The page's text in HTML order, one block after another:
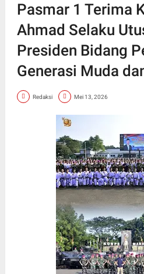
Pasmar 1 Terima
Ahmad Selaku
Presiden Bidang
Generasi Muda
Redaksi Mei 13, 2026